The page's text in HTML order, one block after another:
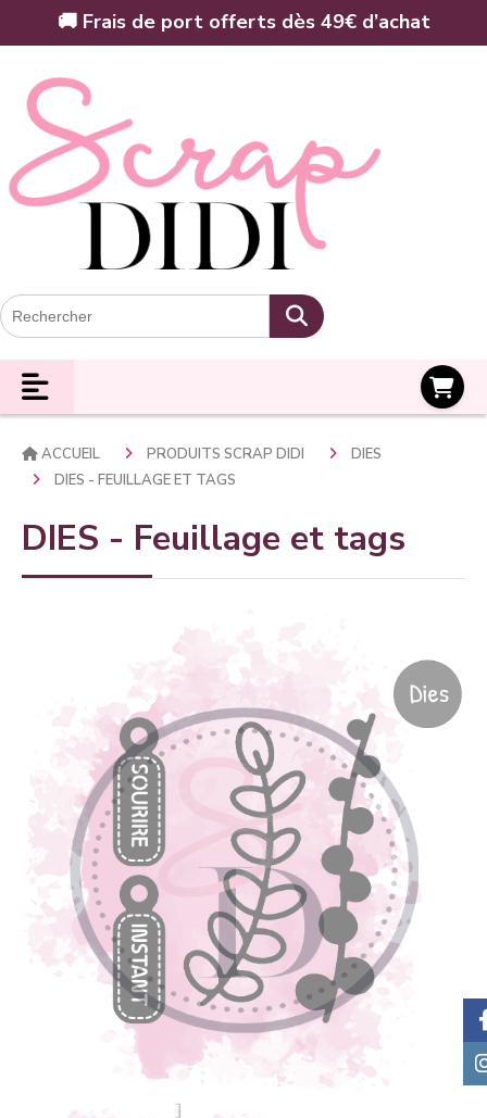
🚚 Frais de port offerts dès 49€ d’achat
ACCUEIL PRODUITS SCRAP DIDI
DIES
DIES - FEUILLAGE ET TAGS
DIES - Feuillage et tags